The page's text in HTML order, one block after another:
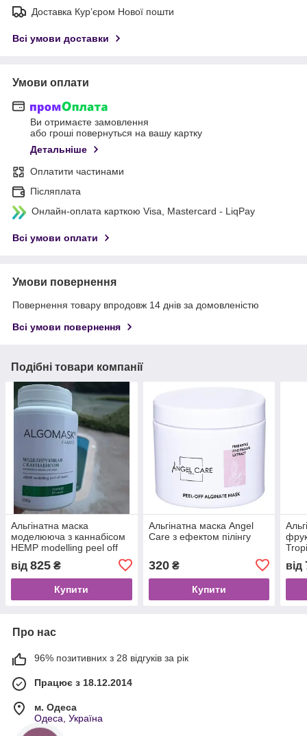
Доставка Курʼєром Нової пошти
Всі умови доставки
Умови оплати
Ви отримаєте замовлення
або гроші повернуться на вашу картку
Детальніше
Оплатити частинами
Післяплата
Онлайн-оплата карткою Visa, Mastercard - LiqPay
Всі умови оплати
Умови повернення
Повернення товару впродовж 14 днів за домовленістю
Всі умови повернення
Подібні товари компанії
Альгінатна маска
моделююча з каннабісом
HEMP modelling peel off
від 825 ₴
Купити
Альгінатна маска Angel
Care з ефектом пілінгу
320₴
Купити
від
Про нас
96% позитивних з 28 відгуків за рік
Працює з 18.12.2014
м. Одеса
Одеса, Україна